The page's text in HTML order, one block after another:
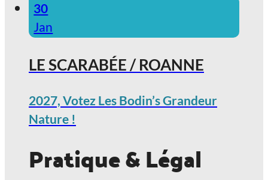
30
Jan
LE SCARABÉE / ROANNE
2027, Votez Les Bodin’s Grandeur
Nature !
Pratique & Légal